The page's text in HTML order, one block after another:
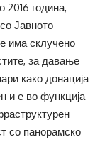
2016 година,
Јавното
има склучено
за давање
како донација
и е во функција
со панорамско